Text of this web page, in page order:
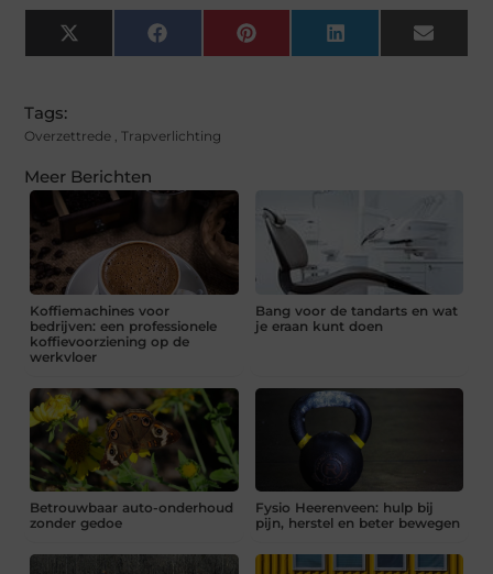
X
(Twitter)
FacebookPinterest LinkedIn Email
Tags:
Overzettrede , Trapverlichting
Meer Berichten
Koffiemachines voor
bedrijven: een professionele
koffievoorziening op de
werkvloer
Bang voor de tandarts en wat
je eraan kunt doen
Betrouwbaar auto-onderhoud
zonder gedoe
Fysio Heerenveen: hulp bij
pijn, herstel en beter bewegen